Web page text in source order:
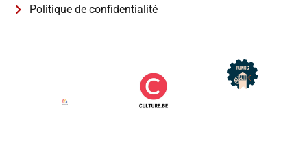
Politique de confidentialité